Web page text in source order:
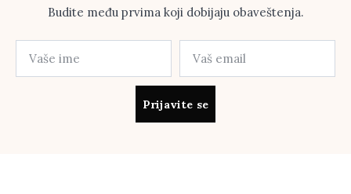
Budite među prvima koji dobijaju obaveštenja.
Prijavite se